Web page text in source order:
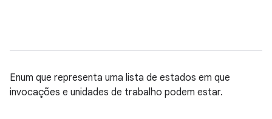
Enum que representa uma lista de estados em que
invocações e unidades de trabalho podem estar.